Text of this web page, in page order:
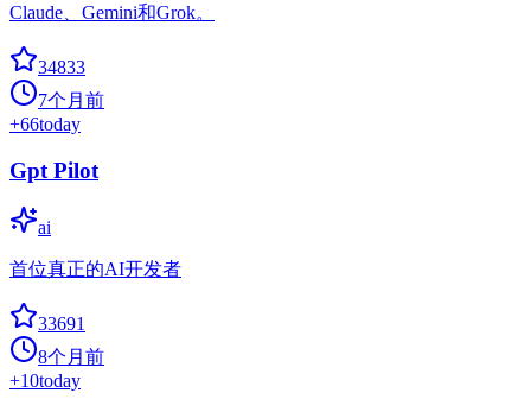
Claude、Gemini和Grok。
34833
7个月前
+66today
Gpt Pilot
ai
首位真正的AI开发者
33691
8个月前
+10today